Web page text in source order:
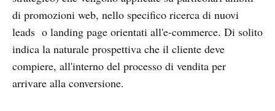
di promozioni web, nello specifico ricerca di nuovi
leads o landing page orientati all'e-commerce. Di solito
indica la naturale prospettiva che il cliente deve
compiere, all'interno del processo di vendita per
arrivare alla conversione.